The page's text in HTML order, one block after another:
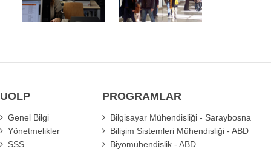
UOLP
Genel Bilgi
Yönetmelikler
SSS
PROGRAMLAR
Bilgisayar Mühendisliği - Saraybosna
Bilişim Sistemleri Mühendisliği - ABD
Biyomühendislik - ABD